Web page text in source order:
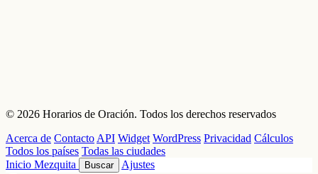
© 2026 Horarios de Oración. Todos los derechos reservados
Acerca de Contacto API Widget WordPress Privacidad Cálculos
Todos los países Todas las ciudades
Inicio Mezquita Buscar Ajustes